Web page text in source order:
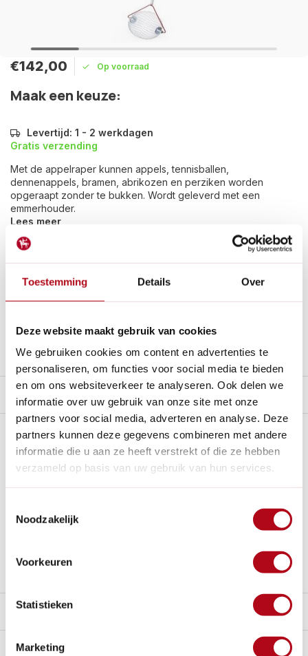
Toestemming Details Over
Deze website maakt gebruik van cookies
We gebruiken cookies om content en advertenties te
personaliseren, om functies voor social media te bieden
en om ons websiteverkeer te analyseren. Ook delen we
informatie over uw gebruik van onze site met onze
partners voor social media, adverteren en analyse. Deze
partners kunnen deze gegevens combineren met andere
informatie die u aan ze heeft verstrekt of die ze hebben
verzameld op basis van uw gebruik van hun services.
Noodzakelijk
Voorkeuren
Statistieken
Marketing
€142,00 Op voorraad
Maak een keuze:
Levertijd: 1 - 2 werkdagen
Gratis verzending
Met de appelraper kunnen appels, tennisballen,
dennenappels, bramen, abrikozen en perziken worden
opgeraapt zonder te bukken. Wordt geleverd met een
emmerhouder.
Lees meer
14dagen bedenktijd
Al28 jaarde tuinspecialist voor tuinliefhebbers
Stel een vraag over dit product
Product video
Plus- en minpunten
Je rolt alles zo in het korfje zonder te bukken
Met een draaibeweging leeg je het korfje in een emmer
Losse onderdelen te verkrijgen
hiervoor nodig
Beschrijving
Reviews